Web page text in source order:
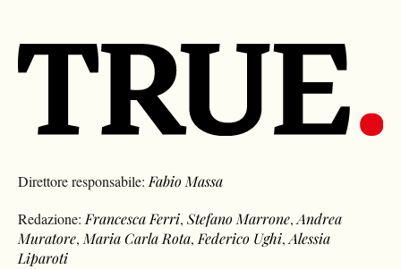
Direttore responsabile: Fabio Massa
Redazione: Francesca Ferri,Stefano Marrone,Andrea
Muratore, Maria Carla Rota, Federico Ughi,Alessia
Liparoti